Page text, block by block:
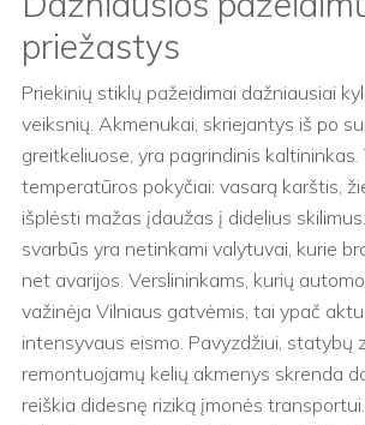
priežastys
Priekinių stiklų pažeidimai dažniausiai
veiksnių. Akmenukai, skriejantys iš po
greitkeliuose, yra pagrindinis kaltininkas.
temperatūros pokyčiai: vasarą karštis,
išplėsti mažas įdaužas į didelius
svarbūs yra netinkami valytuvai, kurie
net avarijos. Verslininkams, kurių
važinėja Vilniaus gatvėmis, tai ypač
intensyvaus eismo. Pavyzdžiui, statybų
remontuojamų kelių akmenys skrenda
reiškia didesnę riziką įmonės